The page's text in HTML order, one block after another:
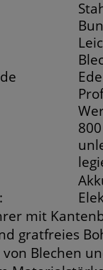
mit
gratfreies
Blechen